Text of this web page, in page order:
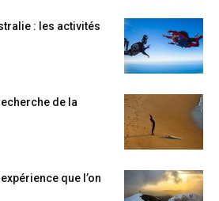
: les activités
de la
que l’on